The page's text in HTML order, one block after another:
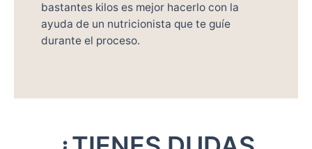
bastantes kilos es mejor hacerlo con la
ayuda de un nutricionista que te guíe
durante el proceso.